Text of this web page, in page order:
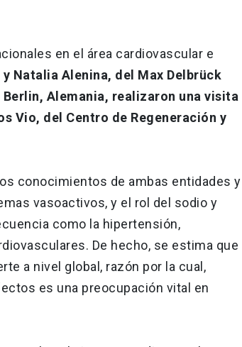
en el área cardiovascular e
Natalia Alenina, del Max Delbrück
Alemania, realizaron una visita
Vio, del Centro de Regeneración y
conocimientos de ambas entidades y
vasoactivos, y el rol del sodio y
como la hipertensión,
De hecho, se estima que
a nivel global, razón por la cual,
es una preocupación vital en